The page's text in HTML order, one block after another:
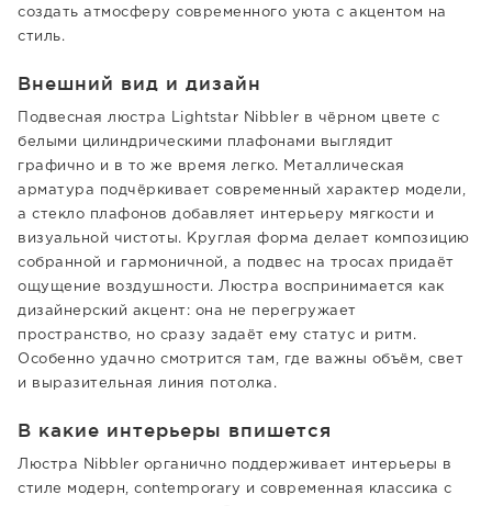
создать атмосферу современного уюта с акцентом на
стиль.
Внешний вид и дизайн
Подвесная люстра Lightstar Nibbler в чёрном цвете с
белыми цилиндрическими плафонами выглядит
графично и в то же время легко. Металлическая
арматура подчёркивает современный характер модели,
а стекло плафонов добавляет интерьеру мягкости и
визуальной чистоты. Круглая форма делает композицию
собранной и гармоничной, а подвес на тросах придаёт
ощущение воздушности. Люстра воспринимается как
дизайнерский акцент: она не перегружает
пространство, но сразу задаёт ему статус и ритм.
Особенно удачно смотрится там, где важны объём, свет
и выразительная линия потолка.
В какие интерьеры впишется
Люстра Nibbler органично поддерживает интерьеры в
стиле модерн, contemporary и современная классика с